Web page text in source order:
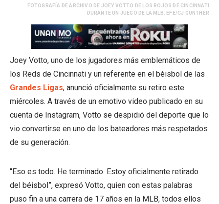
FOTOGRAFÍA DE ARCHIVO DE JOEY VOTTO DE LOS ROJOS DE CINCINNATI
DURANTE UN JUEGO DE LA MLB. EFE/CJ GUNTHER
Joey Votto, uno de los jugadores más emblemáticos de
los Reds de Cincinnati y un referente en el béisbol de las
Grandes Ligas, anunció oficialmente su retiro este
miércoles. A través de un emotivo video publicado en su
cuenta de Instagram, Votto se despidió del deporte que lo
vio convertirse en uno de los bateadores más respetados
de su generación.
“Eso es todo. He terminado. Estoy oficialmente retirado
del béisbol”, expresó Votto, quien con estas palabras
puso fin a una carrera de 17 años en la MLB, todos ellos